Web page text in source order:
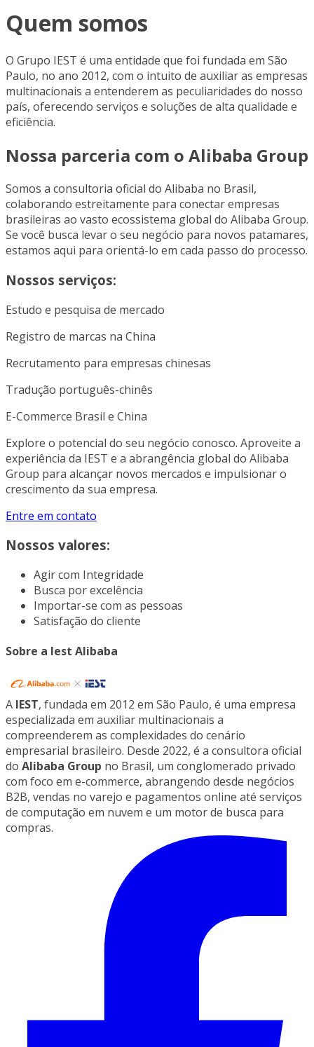
Quem somos
O Grupo IEST é uma entidade que foi fundada em São
Paulo, no ano 2012, com o intuito de auxiliar as empresas
multinacionais a entenderem as peculiaridades do nosso
país, oferecendo serviços e soluções de alta qualidade e
eficiência.
Nossa parceria com o Alibaba Group
Somos a consultoria oficial do Alibaba no Brasil,
colaborando estreitamente para conectar empresas
brasileiras ao vasto ecossistema global do Alibaba Group.
Se você busca levar o seu negócio para novos patamares,
estamos aqui para orientá-lo em cada passo do processo.
Nossos serviços:
Estudo e pesquisa de mercado
Registro de marcas na China
Recrutamento para empresas chinesas
Tradução português-chinês
E-Commerce Brasil e China
Explore o potencial do seu negócio conosco. Aproveite a
experiência da IEST e a abrangência global do Alibaba
Group para alcançar novos mercados e impulsionar o
crescimento da sua empresa.
Entre em contato
Nossos valores:
Agir com Integridade
Busca por excelência
Importar-se com as pessoas
Satisfação do cliente
Sobre a Iest Alibaba
A IEST, fundada em 2012 em São Paulo, é uma empresa
especializada em auxiliar multinacionais a
compreenderem as complexidades do cenário
empresarial brasileiro. Desde 2022, é a consultora oficial
do Alibaba Group no Brasil, um conglomerado privado
com foco em e-commerce, abrangendo desde negócios
B2B, vendas no varejo e pagamentos online até serviços
de computação em nuvem e um motor de busca para
compras.